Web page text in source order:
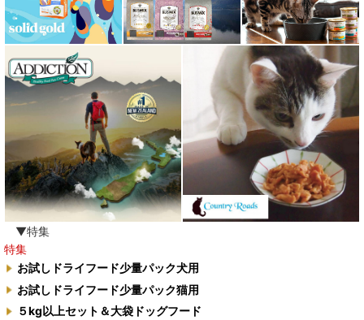
▼特集
特集
お試しドライフード少量パック犬用
お試しドライフード少量パック猫用
５kg以上セット＆大袋ドッグフード